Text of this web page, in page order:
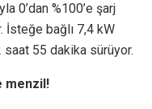
0’dan %100’e şarj
bağlı 7,4 kW
55 dakika sürüyor.
menzil!